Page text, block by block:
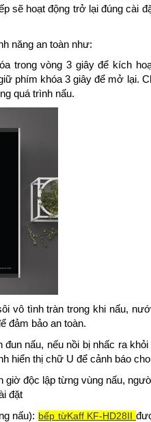
sẽ hoạt động trở lại đúng cài
năng an toàn như:
trong vòng 3 giây để kích
phím khóa 3 giây để mở lại.
quá trình nấu.
vô tình tràn trong khi nấu,
đảm bảo an toàn.
đun nấu, nếu nồi bị nhấc ra
hiển thị chữ U để cảnh báo
giờ độc lập từng vùng nấu,
đặt
nấu): bếp từKaff KF-HD28II